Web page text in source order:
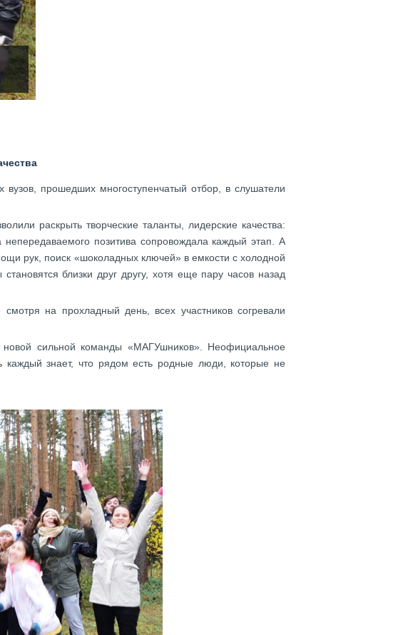
вузов, прошедших многоступенчатый отбор, в слушатели
раскрыть творческие таланты, лидерские качества:
позитива сопровождала каждый этап. А
рук, поиск «шоколадных ключей» в емкости с холодной
близки друг другу, хотя еще пару часов назад
на прохладный день, всех участников согревали
сильной команды «МАГУшников». Неофициальное
каждый знает, что рядом есть родные люди, которые не